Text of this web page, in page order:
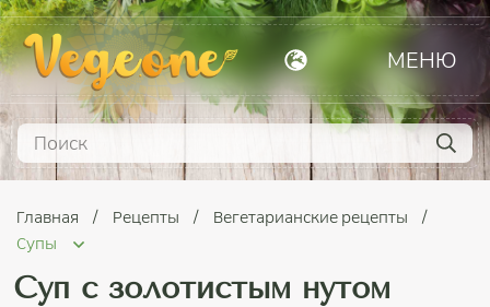
МЕНЮ
Главная Рецепты
Вегетарианские рецепты
Супы
Суп с золотистым нутом